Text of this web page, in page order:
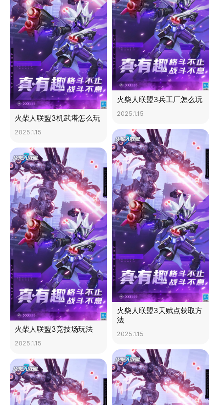
火柴人联盟3机武塔怎么玩
2025.1.15
火柴人联盟3竞技场玩法
2025.1.15
火柴人联盟3兵工厂怎么玩
2025.1.15
火柴人联盟3天赋点获取方
法
2025.1.15